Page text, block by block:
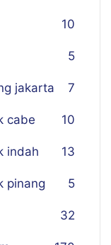
10
5
jakarta 7
cabe 10
indah 13
pinang 5
32